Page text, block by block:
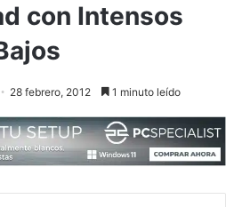
con Intensos
28 febrero, 2012 1 minuto leído